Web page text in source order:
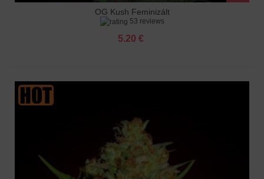
OG Kush Feminizált
53 reviews
5.20 €